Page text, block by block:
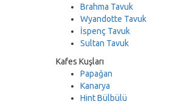
Brahma Tavuk
Wyandotte Tavuk
İspenç Tavuk
Sultan Tavuk
Kafes Kuşları
Papağan
Kanarya
Hint Bülbülü